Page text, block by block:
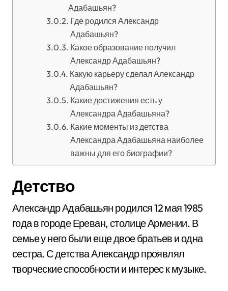
Адабашьян?
Где родился Александр
Адабашьян?
Какое образование получил
Александр Адабашьян?
Какую карьеру сделал Александр
Адабашьян?
Какие достижения есть у
Александра Адабашьяна?
Какие моменты из детства
Александра Адабашьяна наиболее
важны для его биографии?
Детство
Александр Адабашьян родился 12 мая 1985
года в городе Ереван, столице Армении. В
семье у него были еще двое братьев и одна
сестра. С детства Александр проявлял
творческие способности и интерес к музыке.